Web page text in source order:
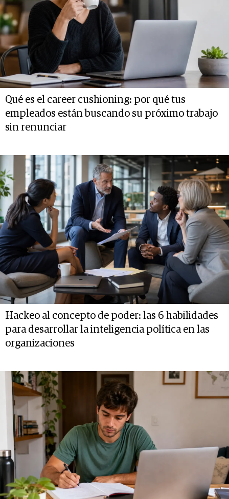
Qué es el career cushioning: por qué tus
empleados están buscando su próximo trabajo
sin renunciar
Hackeo al concepto de poder: las 6 habilidades
para desarrollar la inteligencia política en las
organizaciones